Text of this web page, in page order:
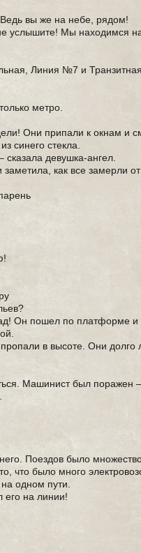
вы же на небе, рядом!
услышите! Мы находимся
Линия №7 и
метро.
Они припали к окнам и
синего стекла.
девушка-ангел.
как все замерли
Он пошел по платформе и
в высоте. Они долго
Машинист был поражен
Поездов было
что было много
одном пути.
его на линии!